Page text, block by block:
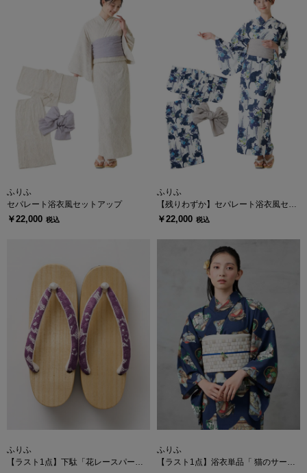
ふりふ
セパレート浴衣風セットアップ
￥22,000 税込
ふりふ
【残りわずか】セパレート浴衣風セッ
トアップ
￥22,000 税込
ふりふ
【ラスト1点】下駄「花レースパー
ふりふ
【ラスト1点】浴衣単品「 猫のサーシ